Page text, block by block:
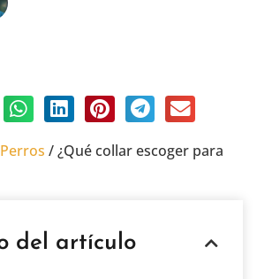
/¿Qué collar escoger para
del artículo